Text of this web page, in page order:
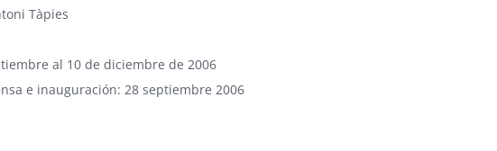
Tàpies
al 10 de diciembre de 2006
e inauguración: 28 septiembre 2006